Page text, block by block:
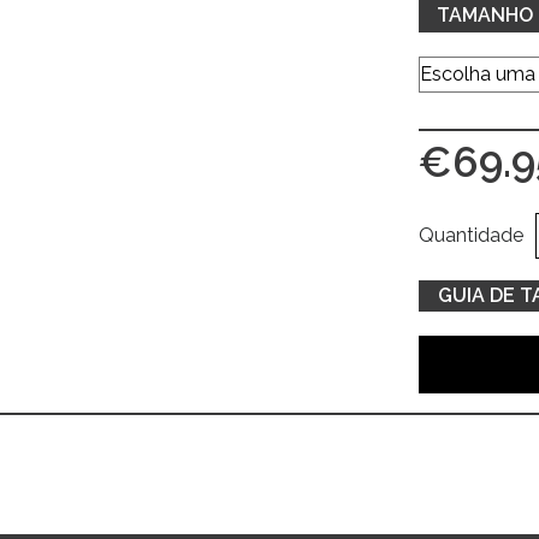
TAMANHO
€
Quantidade
GUIA DE